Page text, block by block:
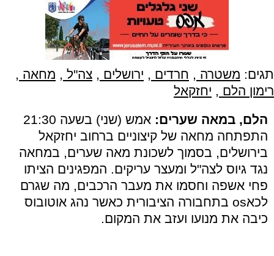
תגים: משטרה , חרדים , ירושלים , צה"ל , מחאה ,
רימון הלם , יחזקאל
הלם, במאה שערים:
אמש (שני) בשעה 21:30
התפתחה מחאה של קיצוניים ברחוב יחזקאל
בירושלים, בסמוך לשכונת מאה שערים, במחאה
נגד גיוס לצה"ל ומעצר עריקים. המפגינים הציתו
פחי אשפה וחסמו את מעבר הרכבים, מה שגרם
לכאos בתחבורה הציבורית כאשר נהג אוטובוס
כיבה את מנועו ועזב את המקום.